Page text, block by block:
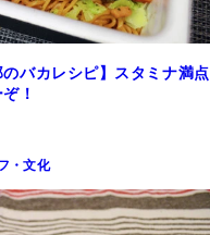
バカレシピ】スタミナ満点
！
・文化